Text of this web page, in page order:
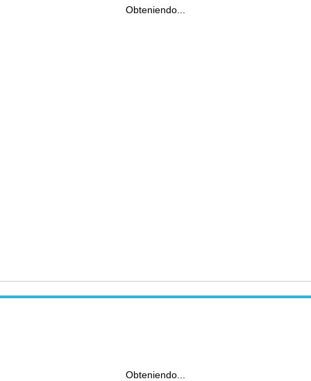
Obteniendo...
Obteniendo...